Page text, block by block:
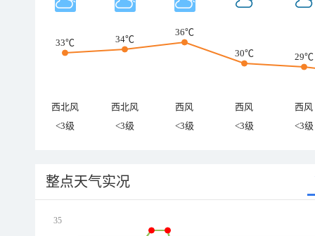
33℃ 34℃
36℃
30℃
29℃
西北风 西北风 西风 西风
西风
<3级
<3级 <3级 <3级 <3级
整点天气实况
35